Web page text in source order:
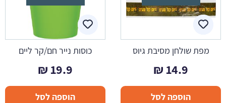
מפת שולחן מסיבת גיוס
14.9
₪
הוספה לסל
כוסות נייר חם/קר ליים
19.9
₪
הוספה לסל